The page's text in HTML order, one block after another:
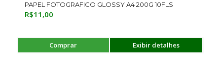
PAPEL FOTOGRAFICO GLOSSY A4 200G 10FLS
R$11,00
Comprar Exibir detalhes